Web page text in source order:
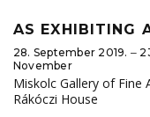
AS EXHIBITING
28. September 2019. ‒
November
Miskolc Gallery of Fine
Rákóczi House